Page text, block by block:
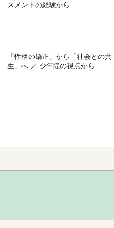
スメントの経験から
「性格の矯正」から「社会との共
生」へ ／ 少年院の視点から